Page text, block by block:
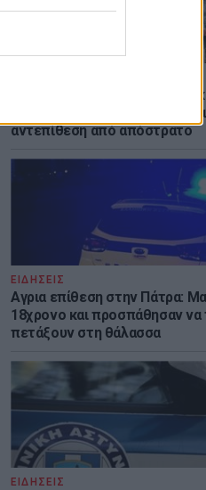
Παναγία Σουμελά: Τουρκικός
μετά τη σύγκριση με τη
αντεπίθεση από απόστρατο
ΕΙΔΗΣΕΙΣ
Αγρια επίθεση στην Πάτρα:
18χρονο και προσπάθησαν να
πετάξουν στη θάλασσα
ΕΙΔΗΣΕΙΣ